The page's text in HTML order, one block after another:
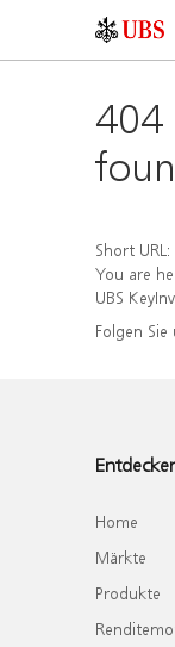
404
Short URL:
You are
UBS
Folgen
Home
Märkte
Produkte